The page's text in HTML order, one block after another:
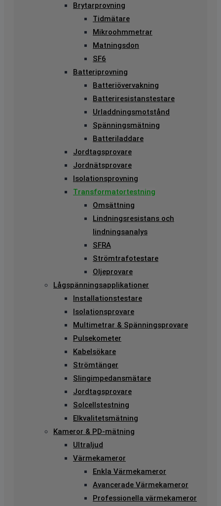
Brytarprovning
Tidmätare
Mikroohmmetrar
Matningsdon
SF6
Batteriprovning
Batteriövervakning
Batteriresistanstestare
Urladdningsmotstånd
Spänningsmätning
Batteriladdare
Jordtagsprovare
Jordnätsprovare
Isolationsprovning
Transformatortestning
Omsättning
Lindningsresistans och
lindningsanalys
SFRA
Strömtrafotestare
Oljeprovare
Lågspänningsapplikationer
Installationstestare
Isolationsprovare
Multimetrar & Spänningsprovare
Pulsekometer
Kabelsökare
Strömtänger
Slingimpedansmätare
Jordtagsprovare
Solcellstestning
Elkvalitetsmätning
Kameror & PD-mätning
Ultraljud
Värmekameror
Enkla Värmekameror
Avancerade Värmekameror
Professionella värmekameror